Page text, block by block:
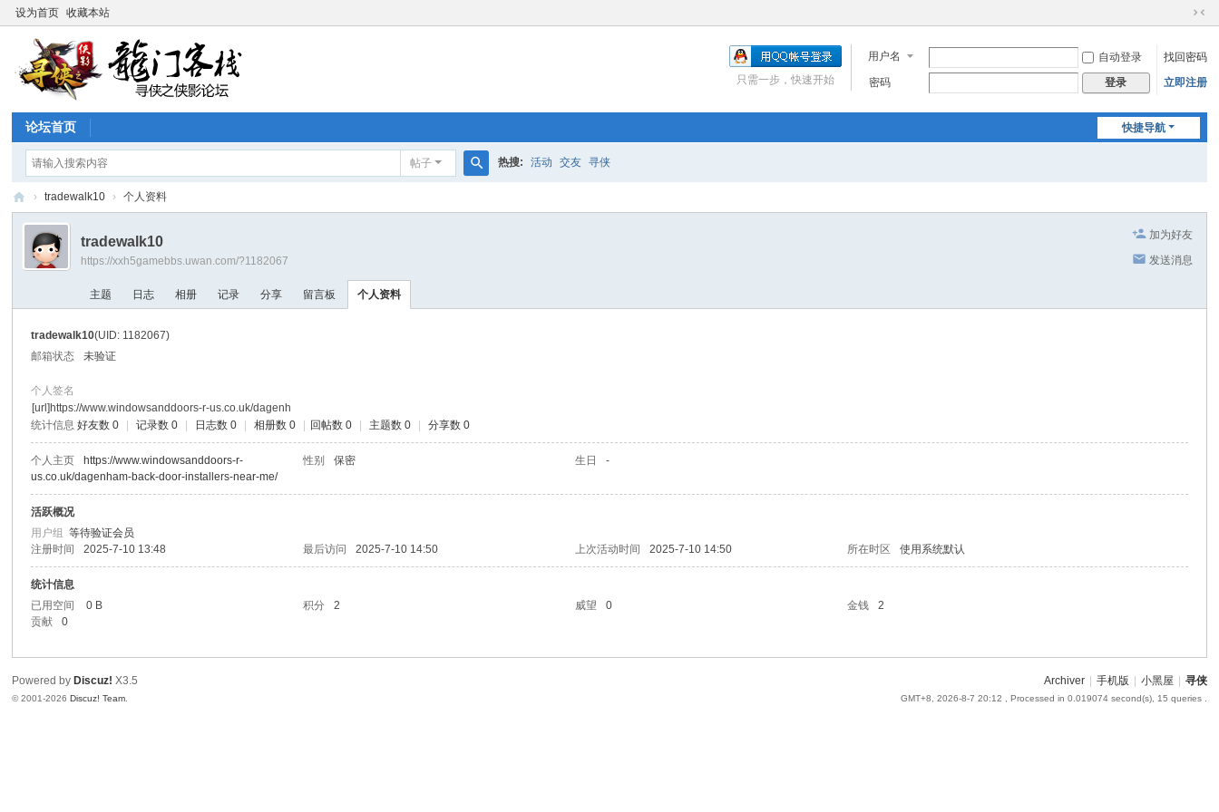
设为首页 收藏本站
切
到
窄
用户名 自动登录
找回密码
密码
登录 立即注册
只需一步，快速开始
快捷导航
论坛首页
帖子
索
热搜: 活动 交友 寻侠
寻
论
› tradewalk10 › 个人资料
加为好友
发送消息
tradewalk10
https://xxh5gamebbs.uwan.com/?1182067
主题 日志 相册 记录 分享 留言板 个人资料
tradewalk10(UID: 1182067)
邮箱状态
未验证
个人签名
[url]https://www.windowsanddoors-r-us.co.uk/dagenh
统计信息 好友数 0 记录数 0 日志数 0 相册数 0 回帖数 0 主题数 0 分享数 0
个人主页
https://www.windowsanddoors-r-
us.co.uk/dagenham-back-door-installers-near-me/
性别 保密 生日 -
活跃概况
用户组等待验证会员
注册时间
2025-7-10 13:48 最后访问 2025-7-10 14:50 上次活动时间 2025-7-10 14:50 所在时区 使用系统默认
统计信息
已用空间
0 B 积分 2 威望 0 金钱
2
贡献
0
Archiver 手机版 小黑屋 寻侠
GMT+8, 2026-8-7 20:12 , Processed in 0.019074 second(s), 15 queries .
Powered by Discuz! X3.5
© 2001-2026Discuz! Team